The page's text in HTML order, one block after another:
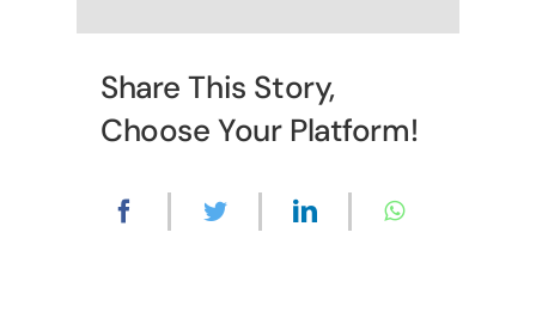
Share This Story,
Choose Your Platform!